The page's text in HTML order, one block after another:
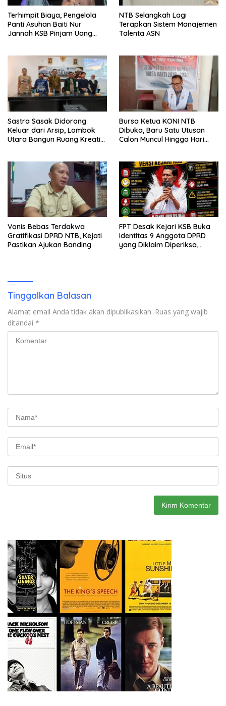
Terhimpit Biaya, Pengelola
Panti Asuhan Baiti Nur
Jannah KSB Pinjam Uang
Kunjung Tuntas
NTB Selangkah Lagi
Terapkan Sistem Manajemen
Talenta ASN
Sastra Sasak Didorong
Keluar dari Arsip, Lombok
Utara Bangun Ruang Kreatif
Bursa Ketua KONI NTB
Dibuka, Baru Satu Utusan
Calon Muncul Hingga Hari
Vonis Bebas Terdakwa
Gratifikasi DPRD NTB, Kejati
Pastikan Ajukan Banding
FPT Desak Kejari KSB Buka
Identitas 9 Anggota DPRD
yang Diklaim Diperiksa,
Tinggalkan Balasan
Alamat email Anda tidak akan dipublikasikan. Ruas yang wajib
ditandai *